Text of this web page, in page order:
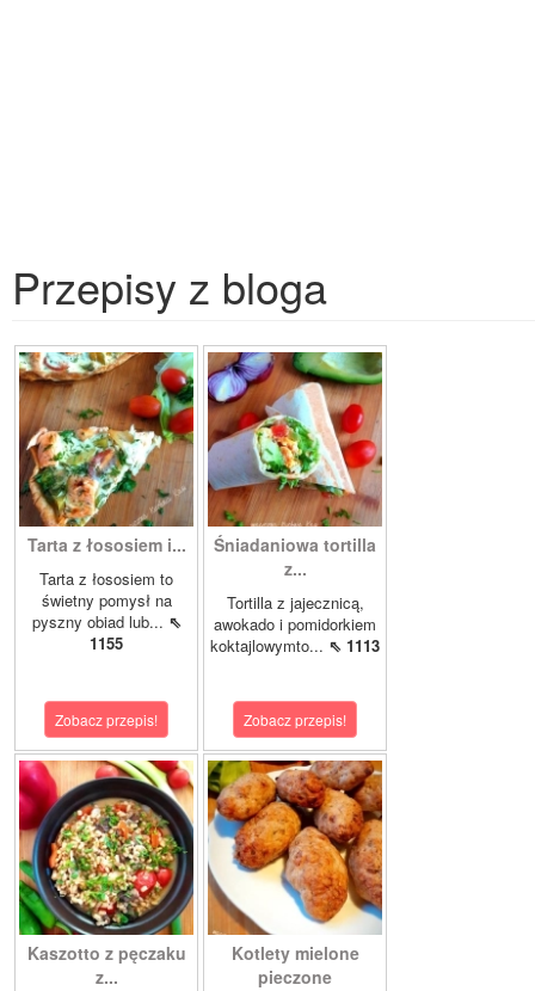
Przepisy z bloga
Tarta z łososiem i...
Tarta z łososiem to
świetny pomysł na
pyszny obiad lub... ⇖
1155
Zobacz przepis!
Śniadaniowa tortilla
z...
Tortilla z jajecznicą,
awokado i pomidorkiem
koktajlowymto... ⇖ 1113
Zobacz przepis!
Kaszotto z pęczaku
z...
Kotlety mielone
pieczone